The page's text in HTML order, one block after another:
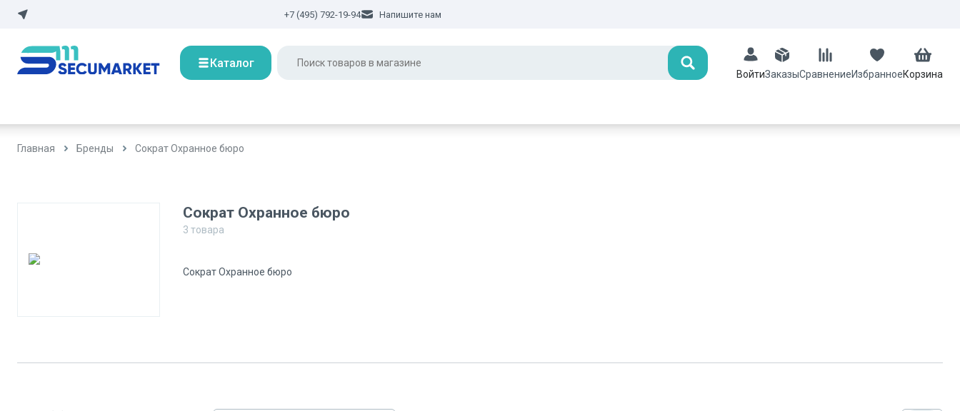
+7 (495) 792-19-94 Напишите нам
Каталог Поиск
ВойтиЗаказыСравнениеИзбранноеКорзина
Главная Бренды Сократ Охранное бюро
Сократ Охранное бюро
3 товара
Сократ Охранное бюро